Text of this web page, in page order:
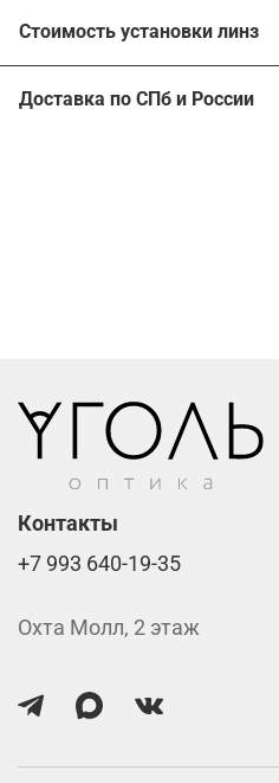
Стоимость установки линз
Расчитать стоимость ваших
Доставка по СПб и России
Контакты
+7 993 640-19-35
Охта Молл, 2 этаж